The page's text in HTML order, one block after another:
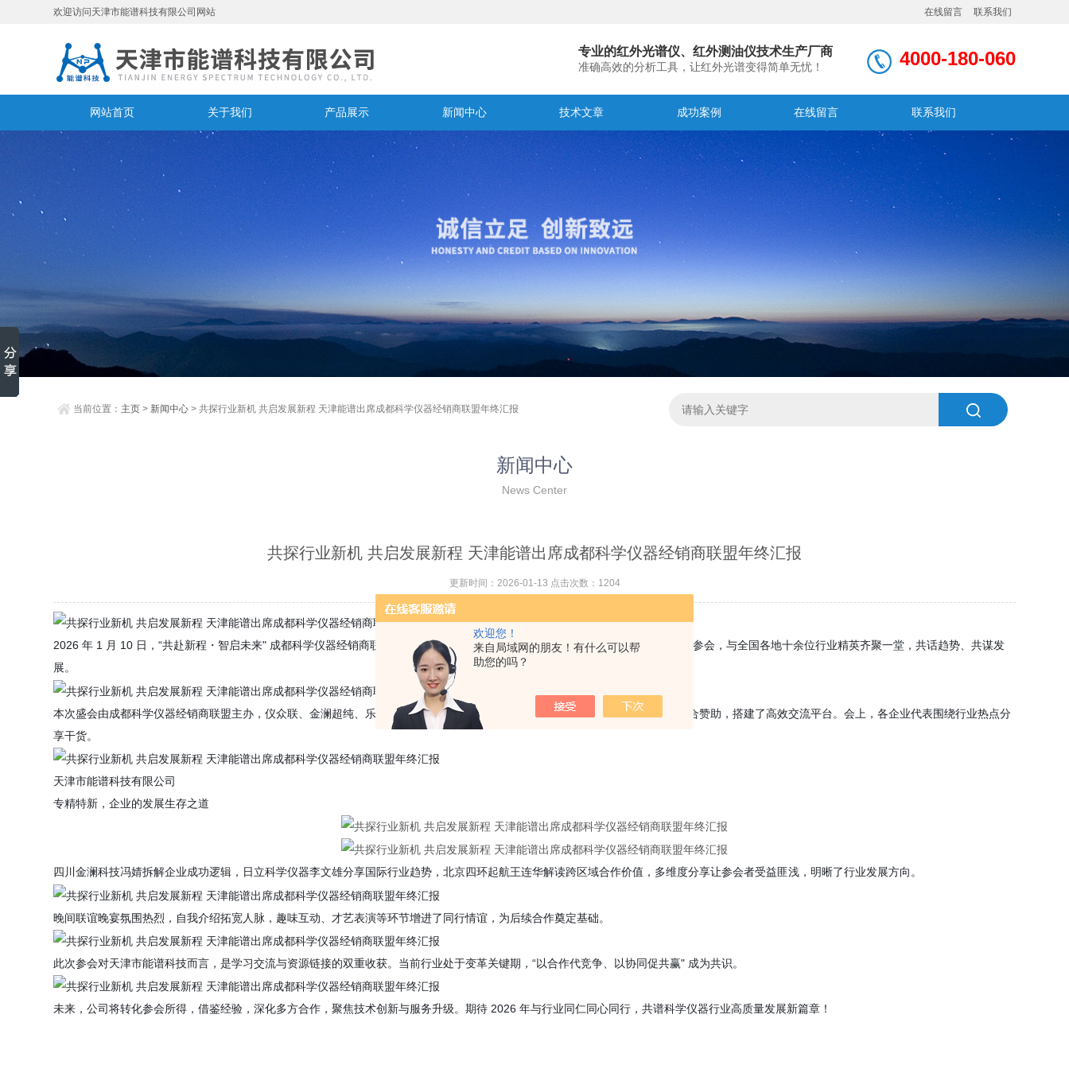
欢迎您！
来自局域网的朋友！有什么可以帮
助您的吗？
欢迎访问天津市能谱科技有限公司网站 在线留言 联系我们
4000-180-060
专业的红外光谱仪、红外测油仪技术生产厂商
准确高效的分析工具，让红外光谱变得简单无忧！
网站首页 关于我们 产品展示 新闻中心 技术文章 成功案例 在线留言 联系我们
当前位置： 主页 > 新闻中心 > 共探行业新机 共启发展新程 天津能谱出席成都科学仪器经销商联盟年终汇报
新闻中心
News Center
共探行业新机 共启发展新程 天津能谱出席成都科学仪器经销商联盟年终汇报
更新时间：2026-01-13 点击次数：1204
2026 年 1 月 10 日，“共赴新程・智启未来" 成都科学仪器经销商联盟总经理年终汇报在青城山举办。天津市能谱科技有限公司受邀参会，与全国各地十余位行业精英齐聚一堂，共话趋势、共谋发
展。
本次盛会由成都科学仪器经销商联盟主办，仪众联、金澜超纯、乐方舟、屹谱仪器、四环起航、能谱科技、 日立 等企业联合赞助，搭建了高效交流平台。会上，各企业代表围绕行业热点分
享干货。
天津市能谱科技有限公司
专精特新，企业的发展生存之道
四川金澜科技冯婧拆解企业成功逻辑，日立科学仪器李文雄分享国际行业趋势，北京四环起航王连华解读跨区域合作价值，多维度分享让参会者受益匪浅，明晰了行业发展方向。
晚间联谊晚宴氛围热烈，自我介绍拓宽人脉，趣味互动、才艺表演等环节增进了同行情谊，为后续合作奠定基础。
此次参会对天津市能谱科技而言，是学习交流与资源链接的双重收获。当前行业处于变革关键期，“以合作代竞争、以协同促共赢" 成为共识。
未来，公司将转化参会所得，借鉴经验，深化多方合作，聚焦技术创新与服务升级。期待 2026 年与行业同仁同心同行，共谱科学仪器行业高质量发展新篇章！